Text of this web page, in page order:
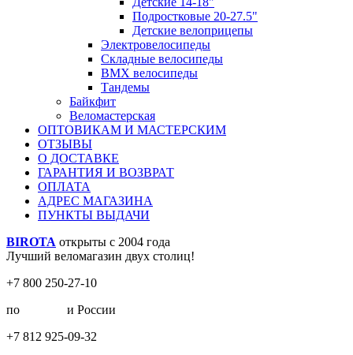
Подростковые 20-27.5"
Детские велоприцепы
Электровелосипеды
Складные велосипеды
BMX велосипеды
Тандемы
Байкфит
Веломастерская
ОПТОВИКАМ И МАСТЕРСКИМ
ОТЗЫВЫ
О ДОСТАВКЕ
ГАРАНТИЯ И ВОЗВРАТ
ОПЛАТА
АДРЕС МАГАЗИНА
ПУНКТЫ ВЫДАЧИ
BIROTA открыты с 2004 года
Лучший веломагазин двух столиц!
+7 800 250-27-10
по
и России
+7 812 925-09-32